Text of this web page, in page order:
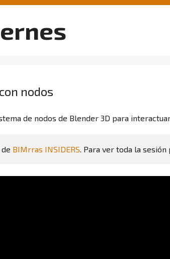
nodos
de nodos de Blender 3D para
BIMrras INSIDERS. Para ver toda la sesión